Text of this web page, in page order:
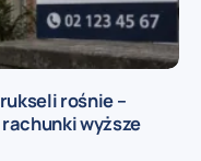
rośnie –
wyższe